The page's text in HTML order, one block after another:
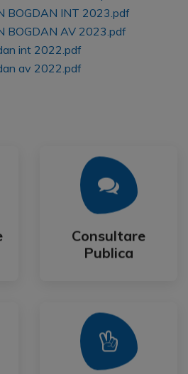
BOGDAN INT 2023.pdf
BOGDAN AV 2023.pdf
int 2022.pdf
av 2022.pdf
Consultare
Publica
Consultare
Publica
Mai Mult
Mai Mult